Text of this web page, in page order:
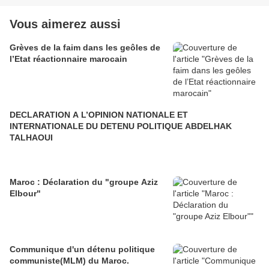
Vous aimerez aussi
Grèves de la faim dans les geôles de
l’Etat réactionnaire marocain
DECLARATION A L’OPINION NATIONALE ET
INTERNATIONALE DU DETENU POLITIQUE ABDELHAK
TALHAOUI
Maroc : Déclaration du "groupe Aziz
Elbour"
Communique d'un détenu politique
communiste(MLM) du Maroc.